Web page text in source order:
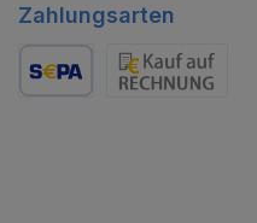
Zahlungsarten